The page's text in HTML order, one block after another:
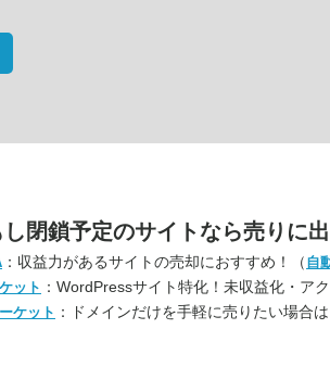
し閉鎖予定のサイトなら売りに
：収益力があるサイトの売却におすすめ！（ 自
ット ：WordPressサイト特化！未収益化・ア
ケット ：ドメインだけを手軽に売りたい場合は